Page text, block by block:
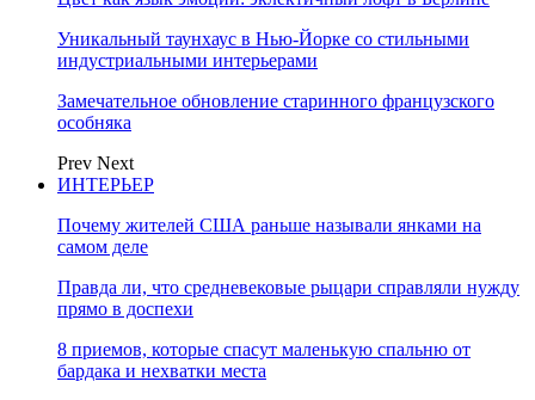
Уникальный таунхаус в Нью-Йорке со стильными
индустриальными интерьерами
Замечательное обновление старинного французского
особняка
Prev Next
ИНТЕРЬЕР
Почему жителей США раньше называли янками на
самом деле
Правда ли, что средневековые рыцари справляли нужду
прямо в доспехи
8 приемов, которые спасут маленькую спальню от
бардака и нехватки места